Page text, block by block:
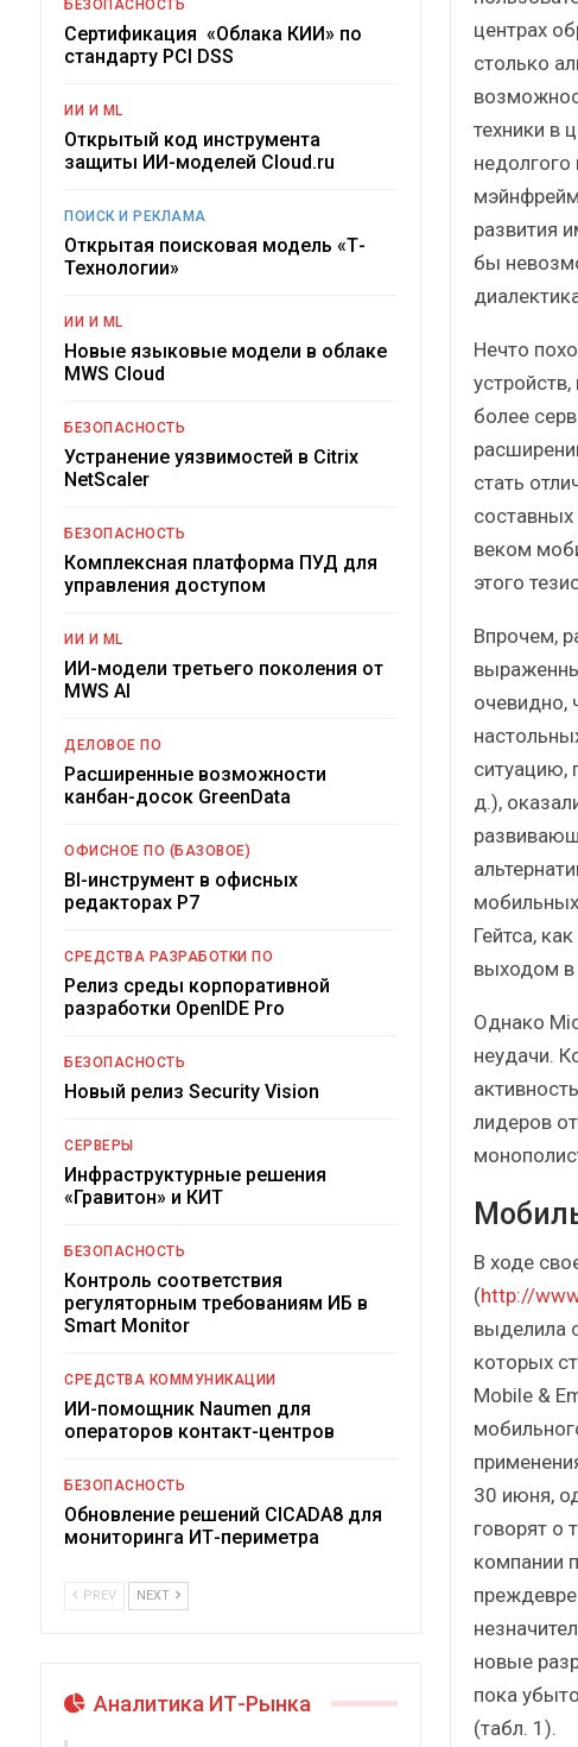
центрах
столько
техники в
развития
бы
Нечто
более
стать
веком
этого
Впрочем,
очевидно,
ситуацию,
д.),
Гейтса,
выходом в
Однако
неудачи.
лидеров
В ходе
(http://
выделила
которых
Mobile &
30 июня,
говорят о
компании
новые
пока
(табл. 1).
БЕЗОПАСНОСТЬ
Сертификация «Облака КИИ» по
стандарту PCI DSS
ИИ И ML
Открытый код инструмента
защиты ИИ-моделей Cloud.ru
ПОИСК И РЕКЛАМА
Открытая поисковая модель «Т-
Технологии»
ИИ И ML
Новые языковые модели в облаке
MWS Cloud
БЕЗОПАСНОСТЬ
Устранение уязвимостей в Citrix
NetScaler
БЕЗОПАСНОСТЬ
Комплексная платформа ПУД для
управления доступом
ИИ И ML
ИИ-модели третьего поколения от
MWS AI
ДЕЛОВОЕ ПО
Расширенные возможности
канбан-досок GreenData
ОФИСНОЕ ПО (БАЗОВОЕ)
BI-инструмент в офисных
редакторах Р7
СРЕДСТВА РАЗРАБОТКИ ПО
Релиз среды корпоративной
разработки OpenIDE Pro
БЕЗОПАСНОСТЬ
Новый релиз Security Vision
СЕРВЕРЫ
Инфраструктурные решения
«Гравитон» и КИТ
БЕЗОПАСНОСТЬ
Контроль соответствия
регуляторным требованиям ИБ в
Smart Monitor
СРЕДСТВА КОММУНИКАЦИИ
ИИ-помощник Naumen для
операторов контакт-центров
БЕЗОПАСНОСТЬ
Обновление решений CICADA8 для
мониторинга ИТ-периметра
PREV NEXT
Аналитика ИТ-Рынка